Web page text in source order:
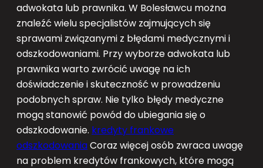
adwokata lub prawnika. W Bolesławcu można
znaleźć wielu specjalistów zajmujących się
sprawami związanymi z błędami medycznymi i
odszkodowaniami. Przy wyborze adwokata lub
prawnika warto zwrócić uwagę na ich
doświadczenie i skuteczność w prowadzeniu
podobnych spraw. Nie tylko błędy medyczne
mogą stanowić powód do ubiegania się o
odszkodowanie. kredyty frankowe
odszkodowaniaCoraz więcej osób zwraca uwagę
na problem kredytów frankowych, które mogą